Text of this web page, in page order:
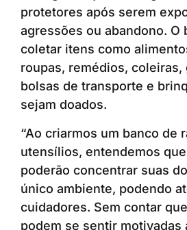
protetores após serem
agressões ou abandono. O
coletar itens como
roupas, remédios, coleiras,
bolsas de transporte e
sejam doados.
“Ao criarmos um banco de
utensílios, entendemos
poderão concentrar suas
único ambiente, podendo
cuidadores. Sem contar
podem se sentir motivadas